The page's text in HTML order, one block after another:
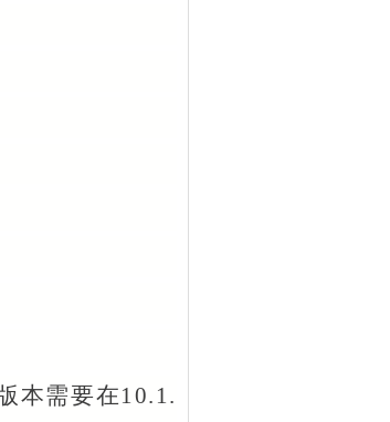
本需要在10.1.